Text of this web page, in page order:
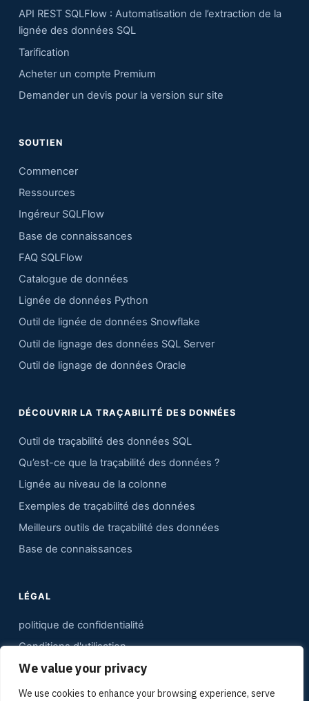
We value your privacy
We use cookies to enhance your browsing experience, serve
API REST SQLFlow : Automatisation de l’extraction de la
lignée des données SQL
Tarification
Acheter un compte Premium
Demander un devis pour la version sur site
SOUTIEN
Commencer
Ressources
Ingéreur SQLFlow
Base de connaissances
FAQ SQLFlow
Catalogue de données
Lignée de données Python
Outil de lignée de données Snowflake
Outil de lignage des données SQL Server
Outil de lignage de données Oracle
DÉCOUVRIR LA TRAÇABILITÉ DES DONNÉES
Outil de traçabilité des données SQL
Qu’est-ce que la traçabilité des données ?
Lignée au niveau de la colonne
Exemples de traçabilité des données
Meilleurs outils de traçabilité des données
Base de connaissances
LÉGAL
politique de confidentialité
Conditions d'utilisation
Contact
Plan du site